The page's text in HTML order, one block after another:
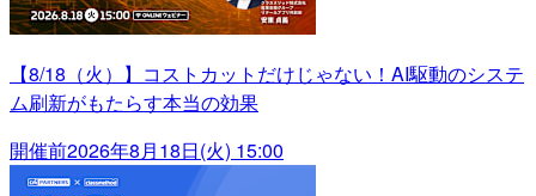
【8/18（火）】コストカットだけじゃない！AI駆動のシステ
ム刷新がもたらす本当の効果
開催前2026年8月18日(火) 15:00